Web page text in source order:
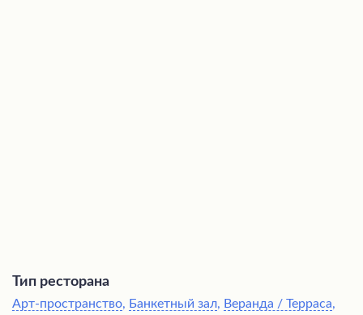
Тип ресторана
Арт-пространство, Банкетный зал, Веранда / Терраса,